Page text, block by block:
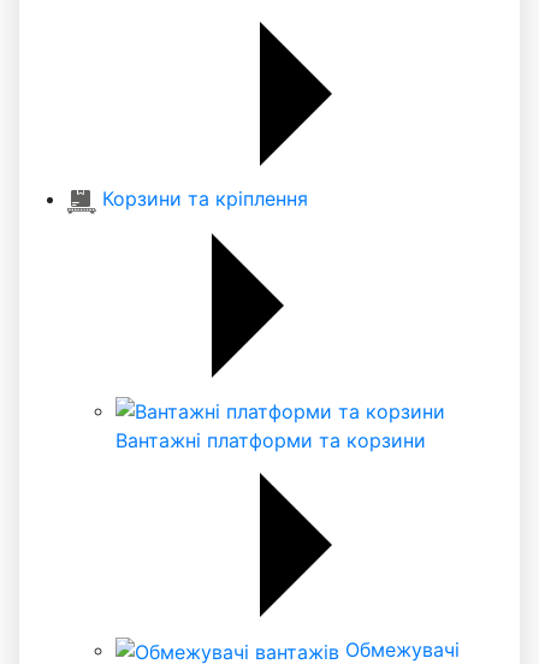
Корзини та кріплення
Вантажні платформи та корзини
Обмежувачі